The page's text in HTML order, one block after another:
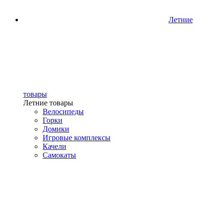
Летние
товары
Летние товары
Велосипеды
Горки
Домики
Игровые комплексы
Качели
Самокаты